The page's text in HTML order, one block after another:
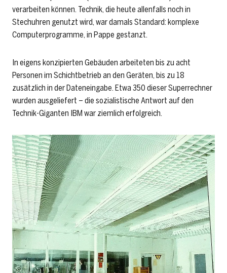
verarbeiten können. Technik, die heute allenfalls noch in
Stechuhren genutzt wird, war damals Standard: komplexe
Computerprogramme, in Pappe gestanzt.
In eigens konzipierten Gebäuden arbeiteten bis zu acht
Personen im Schichtbetrieb an den Geräten, bis zu 18
zusätzlich in der Dateneingabe. Etwa 350 dieser Superrechner
wurden ausgeliefert – die sozialistische Antwort auf den
Technik-Giganten IBM war ziemlich erfolgreich.